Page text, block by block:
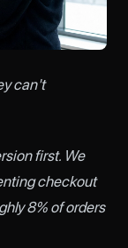
can't
first. We
checkout
8% of orders